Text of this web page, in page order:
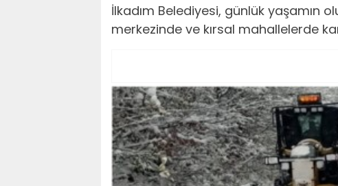
İlkadım Belediyesi, günlük yaşamın
merkezinde ve kırsal mahallelerde